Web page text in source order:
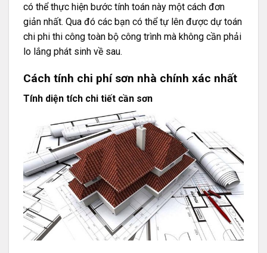
có thể thực hiện bước tính toán này một cách đơn
giản nhất. Qua đó các bạn có thể tự lên được dự toán
chi phi thi công toàn bộ công trình mà không cần phải
lo lắng phát sinh về sau.
Cách tính chi phí sơn nhà chính xác nhất
Tính diện tích chi tiết cần sơn